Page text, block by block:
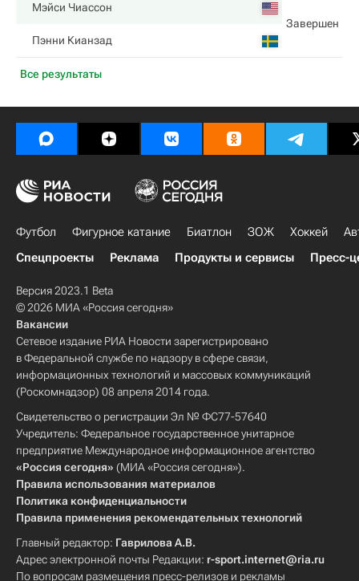
Все результаты
Мэйси Чиассон
Завершен
Пэнни Кианзад
Футбол Фигурное катание Биатлон ЗОЖ Хоккей
Спецпроекты
Реклама Продукты и сервисы Пресс-
Версия 2023.1 Beta
© 2026 МИА «Россия сегодня»
Вакансии
Сетевое издание РИА Новости зарегистрировано
в Федеральной службе по надзору в сфере связи,
информационных технологий и массовых коммуникаций
(Роскомнадзор) 08 апреля 2014 года.
Свидетельство о регистрации Эл № ФС77-57640
Учредитель: Федеральное государственное унитарное
предприятие Международное информационное агентство
«Россия сегодня» (МИА «Россия сегодня»).
Правила использования материалов
Политика конфиденциальности
Правила применения рекомендательных технологий
Главный редактор: Гаврилова А.В.
Адрес электронной почты Редакции: r-sport.internet@ria.ru
По вопросам размещения пресс-релизов и рекламы